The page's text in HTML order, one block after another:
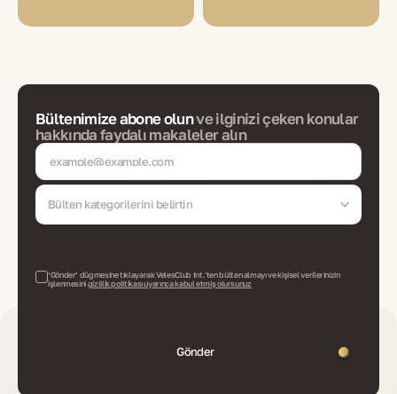
Bültenimize abone olunve ilginizi çeken konular
hakkında faydalı makaleler alın
Bülten kategorilerini belirtin
‘Gönder’ düğmesine tıklayarak VelesClub Int.'ten bülten almayı ve kişisel verilerinizin
işlenmesinigizlilik politikası uyarınca kabul etmiş olursunuz
Gönder